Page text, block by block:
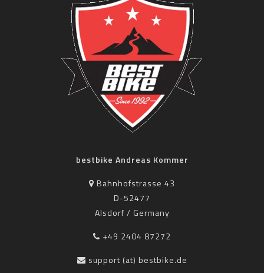
bestbike Andreas Kommer
Bahnhofstrasse 43
D-52477
Alsdorf / Germany
+49 2404 87272
support (at) bestbike.de